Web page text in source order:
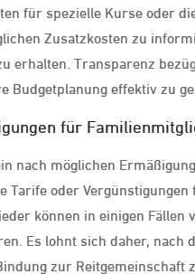
für spezielle Kurse oder
Zusatzkosten zu
erhalten. Transparenz
effektiv zu
für
nach möglichen
Tarife oder
können in einigen
Es lohnt sich daher, nach
zur Reitgemeinschaft